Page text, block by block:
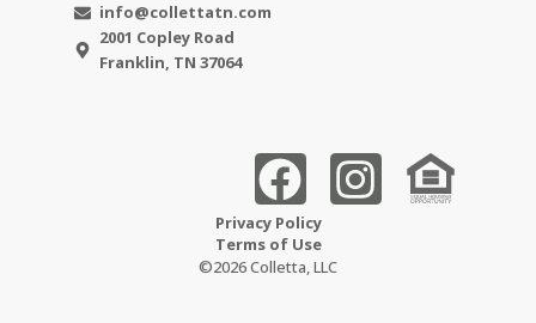
info@collettatn.com
2001 Copley Road
Franklin, TN 37064
Privacy Policy
Terms of Use
©2026 Colletta, LLC